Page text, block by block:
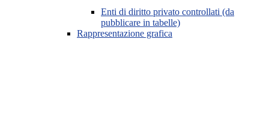
Enti di diritto privato controllati (da
pubblicare in tabelle)
Rappresentazione grafica